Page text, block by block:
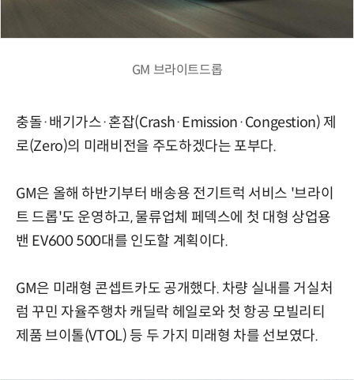
GM 브라이트드롭
충돌·배기가스·혼잡(Crash·Emission·Congestion) 제
로(Zero)의 미래비전을 주도하겠다는 포부다.
GM은 올해 하반기부터 배송용 전기트럭 서비스 '브라이
트 드롭'도 운영하고, 물류업체 페덱스에 첫 대형 상업용
밴 EV600 500대를 인도할 계획이다.
GM은 미래형 콘셉트카도 공개했다. 차량 실내를 거실처
럼 꾸민 자율주행차 캐딜락 헤일로와 첫 항공 모빌리티
제품 브이톨(VTOL) 등 두 가지 미래형 차를 선보였다.